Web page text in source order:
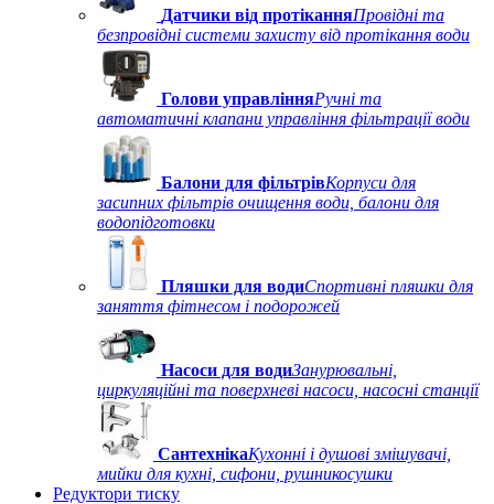
Датчики від протіканняПровідні та
безпровідні системи захисту від протікання води
Голови управлінняРучні та
автоматичні клапани управління фільтрації води
Балони для фільтрівКорпуси для
засипних фільтрів очищення води, балони для
водопідготовки
Пляшки для водиСпортивні пляшки для
заняття фітнесом і подорожей
Насоси для водиЗанурювальні,
циркуляційні та поверхневі насоси, насосні станції
СантехнікаКухонні і душові змішувачі,
мийки для кухні, сифони, рушникосушки
Редуктори тиску